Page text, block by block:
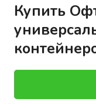
Купить